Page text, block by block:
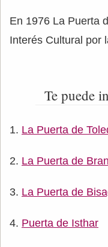
En 1976 La Puerta
Interés Cultural por
Te puede
La Puerta de
La Puerta de
La Puerta de
Puerta de Isthar